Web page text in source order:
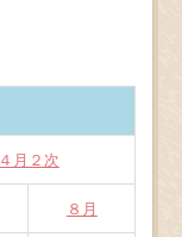
４月２次
８月